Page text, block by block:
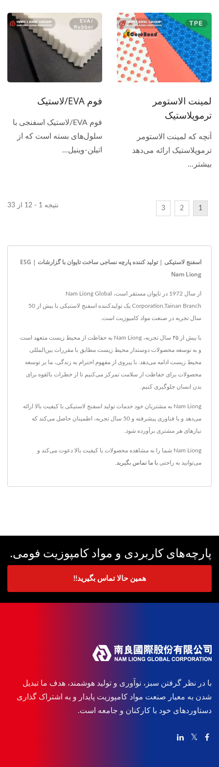
لمینت الاستومر
ترموپلاستیک
آنچه که لمینت الاستومر
ترموپلاستیک ارائه می‌دهد
بیشتر...
فوم EVA/لاستیک
فوم EVA/لاستیک اسفنجی با
سلول‌های بسته است که از
اتیلن-وینیل...
نتیجه 1 - 12 از 33 1
2
3
اسفنج لاستیکی | تولید کننده پارچه نساجی ساخت تایوان با گزارشات ESG |
Nam Liong
از سال 1972 در تایوان مستقر است، Nam Liong Global
Corporation,Tainan Branch یک تولیدکننده اسفنج لاستیکی با بیش از 50
سال تجربه در صنعت مواد کامپوزیت است.
با بیش از ۴۵ سال تجربه، Nam Liong به حفاظت از محیط زیست متعهد است
و به توسعه محصولات دوستدار محیط زیست مطابق با مقررات بین‌المللی
محیط زیست ادامه می‌دهد. با پیروی از مفهوم احترام به زندگی، ما بر توسعه
محصولات برای حفاظت از سلامت تمرکز می‌کنیم تا از خطرات بالقوه برای
بدن انسان جلوگیری کنیم.
Nam Liong به مشتریان خود خدمات تولید اسفنج لاستیکی با کیفیت بالا ارائه
می‌دهد و با فناوری پیشرفته و 50 سال تجربه، اطمینان حاصل می‌کند که
نیازهای هر مشتری برآورده شود.
Nam Liong شما را به مشاهده محصولات با کیفیت بالا دعوت می‌کند و
می‌توانید به راحتی با ما تماس بگیرید
پارچه‌های کاربردی و مواد کامپوزیت فومی.
همین حالا تماس بگیرید!!
با در نظر گرفتن سبز، نوآوری و تولید هوشمند، هدف ما تبدیل
شدن به معیار صنعت مواد کامپوزیت پایدار و به اشتراک گذاری
دستاوردهای خود با کارکنان و جامعه است.